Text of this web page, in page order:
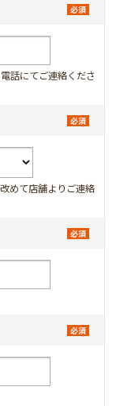
話にてご連絡くださ
めて店舗よりご連絡